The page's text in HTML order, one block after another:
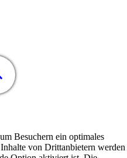
Besuchern ein optimales
von Drittanbietern werden